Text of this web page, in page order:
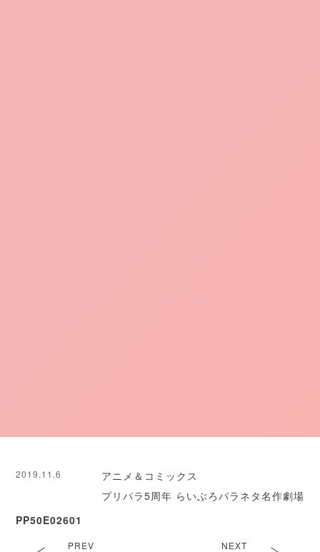
2019.11.6
アニメ＆コミックス
プリパラ5周年 らいぶろパラネタ名作劇場
PP50E02601
PREV NEXT